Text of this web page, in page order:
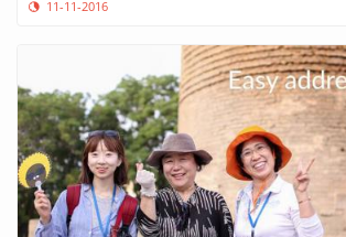
11-11-2016